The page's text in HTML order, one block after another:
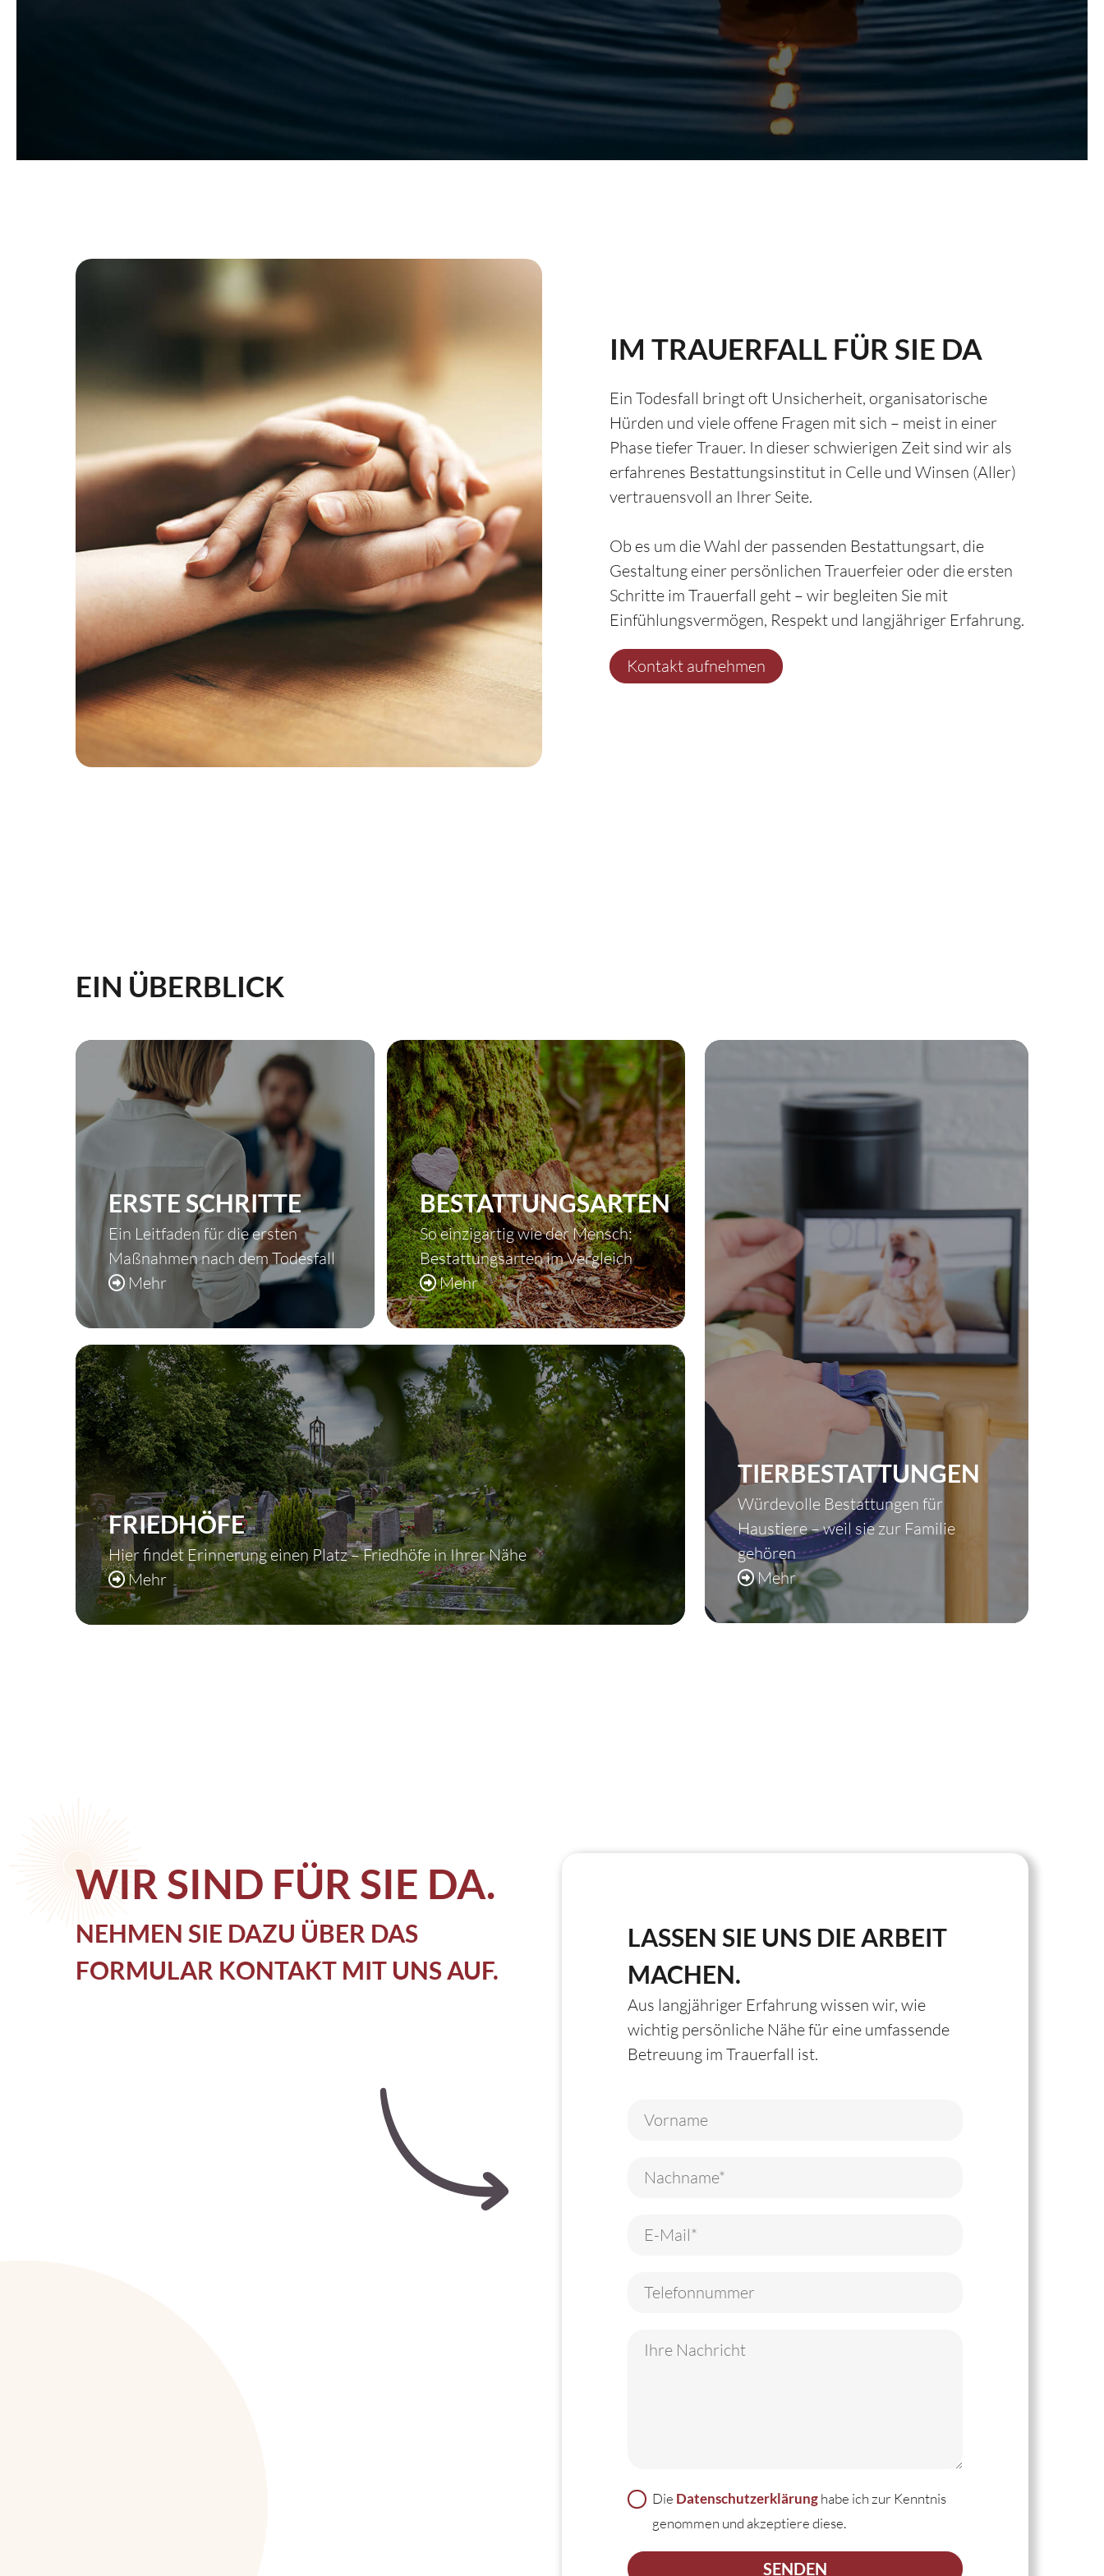
IM TRAUERFALL FÜR SIE DA
Ein Todesfall bringt oft Unsicherheit, organisatorische
Hürden und viele offene Fragen mit sich – meist in einer
Phase tiefer Trauer. In dieser schwierigen Zeit sind wir als
erfahrenes Bestattungsinstitut in Celle und Winsen (Aller)
vertrauensvoll an Ihrer Seite.
Ob es um die Wahl der passenden Bestattungsart, die
Gestaltung einer persönlichen Trauerfeier oder die ersten
Schritte im Trauerfall geht – wir begleiten Sie mit
Einfühlungsvermögen, Respekt und langjähriger Erfahrung.
Kontakt aufnehmen
EIN ÜBERBLICK
ERSTE SCHRITTE
Ein Leitfaden für die ersten
Maßnahmen nach dem Todesfall
Mehr
BESTATTUNGSARTEN
So einzigartig wie der Mensch:
Bestattungsarten im Vergleich
Mehr
FRIEDHÖFE
Hier findet Erinnerung einen Platz – Friedhöfe in Ihrer Nähe
Mehr
TIERBESTATTUNGEN
Würdevolle Bestattungen für
Haustiere – weil sie zur Familie
gehören
Mehr
WIR SIND FÜR SIE DA.
NEHMEN SIE DAZU ÜBER DAS
FORMULAR KONTAKT MIT UNS AUF.
LASSEN SIE UNS DIE ARBEIT
MACHEN.
Aus langjähriger Erfahrung wissen wir, wie
wichtig persönliche Nähe für eine umfassende
Betreuung im Trauerfall ist.
Die Datenschutzerklärunghabe ich zur Kenntnis
genommen und akzeptiere diese.